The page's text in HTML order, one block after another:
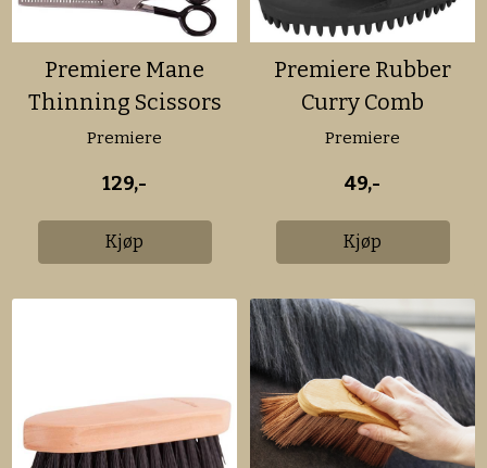
Premiere Mane
Thinning Scissors
Premiere
129,-
Kjøp
Premiere Rubber
Curry Comb
Premiere
49,-
Kjøp